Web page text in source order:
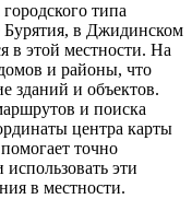
типа
в Джидинском
в этой местности. На
и районы, что
зданий и объектов.
и поиска
центра карты
точно
эти
в местности.